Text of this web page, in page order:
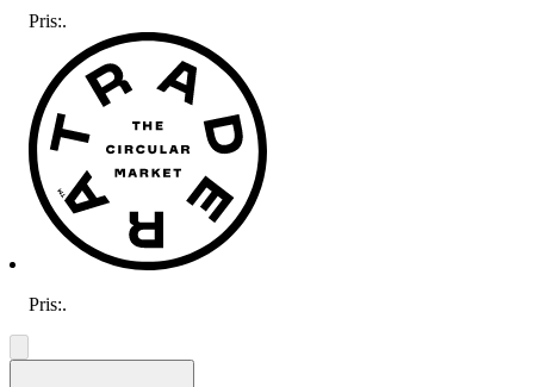
Pris:.
Pris:.